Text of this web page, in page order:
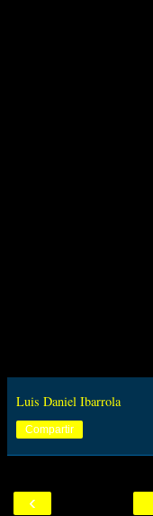
Luis Daniel Ibarrola
Compartir
‹